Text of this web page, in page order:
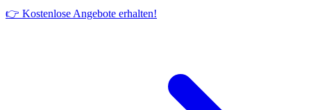
👉 Kostenlose Angebote erhalten!